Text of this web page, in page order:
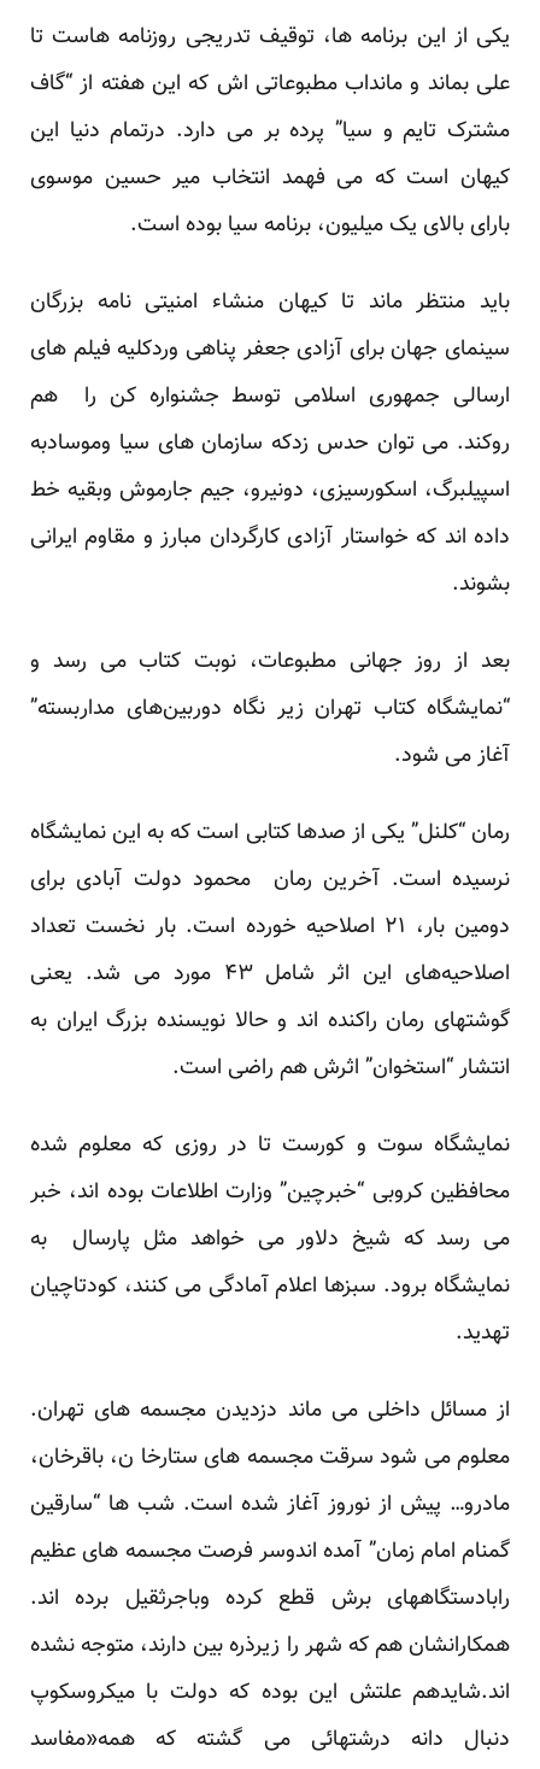
یکی از این برنامه ها، توقیف تدریجی روزنامه هاست تا
علی بماند و مانداب مطبوعاتی اش که این هفته از “گاف
مشترک تایم و سیا” پرده بر می دارد. درتمام دنیا این
کیهان است که می فهمد انتخاب میر حسین موسوی
بارای بالای یک میلیون، برنامه سیا بوده است.
باید منتظر ماند تا کیهان منشاء امنیتی نامه بزرگان
سینمای جهان برای آزادی جعفر پناهی وردکلیه فیلم های
ارسالی جمهوری اسلامی توسط جشنواره کن را هم
روکند. می توان حدس زدکه سازمان های سیا وموسادبه
اسپیلبرگ، اسکورسیزی، دونیرو، جیم جارموش وبقیه خط
داده اند که خواستار آزادی کارگردان مبارز و مقاوم ایرانی
بشوند.
بعد از روز جهانی مطبوعات، نوبت کتاب می رسد و
“نمایشگاه کتاب تهران زیر نگاه دوربین‌های مداربسته”
آغاز می شود.
رمان “کلنل” یکی از صدها کتابی است که به این نمایشگاه
نرسیده است. آخرین رمان محمود دولت آبادی برای
دومین بار، ۲۱ اصلاحیه خورده است. بار نخست تعداد
اصلاحیه‌های این اثر شامل ۴۳ مورد می شد. یعنی
گوشتهای رمان راکنده اند و حالا نویسنده بزرگ ایران به
انتشار “استخوان” اثرش هم راضی است.
نمایشگاه سوت و کورست تا در روزی که معلوم شده
محافظین کروبی “خبرچین” وزارت اطلاعات بوده اند، خبر
می رسد که شیخ دلاور می خواهد مثل پارسال به
نمایشگاه برود. سبزها اعلام آمادگی می کنند، کودتاچیان
تهدید.
از مسائل داخلی می ماند دزدیدن مجسمه های تهران.
معلوم می شود سرقت مجسمه های ستارخا ن، باقرخان،
مادرو… پیش از نوروز آغاز شده است. شب ها “سارقین
گمنام امام زمان” آمده اندوسر فرصت مجسمه های عظیم
رابادستگاههای برش قطع کرده وباجرثقیل برده اند.
همکارانشان هم که شهر را زیرذره بین دارند، متوجه نشده
اند.شایدهم علتش این بوده که دولت با میکروسکوپ
دنبال دانه درشتهائی می گشته که همه«مفاسد